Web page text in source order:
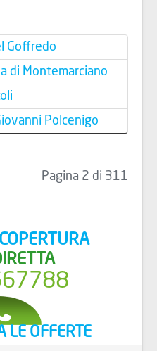
Goffredo
di Montemarciano
Polcenigo
Pagina 2 di 311
LE OFFERTE